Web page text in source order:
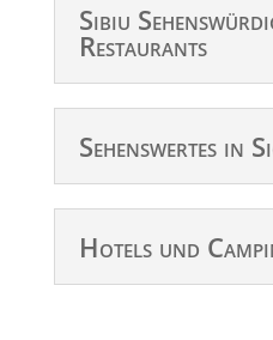
Sibiu
Restaurants
Sehenswertes in
Hotels und